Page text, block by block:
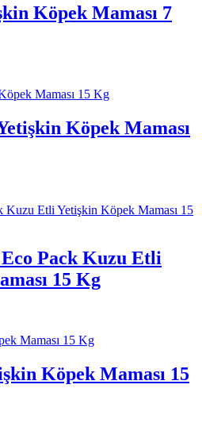
Köpek Maması 7
Köpek Maması
Pack Kuzu Etli
15 Kg
Köpek Maması 15